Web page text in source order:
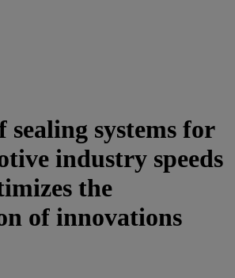
sealing systems for
industry speeds
the
of innovations